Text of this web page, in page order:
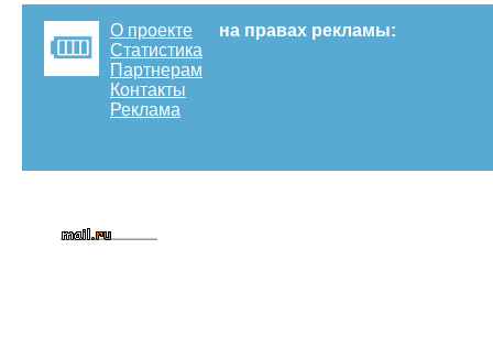
О проекте
Статистика
Партнерам
Контакты
Реклама
на правах рекламы: